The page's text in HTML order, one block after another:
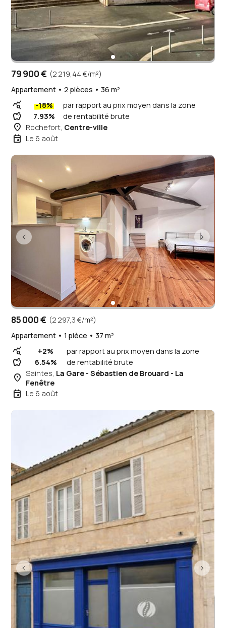
79 900 € (2 219,44 €/m²)
Appartement • 2 pièces • 36 m²
query_stats -18% par rapport au prix moyen dans la zone
savings 7.93% de rentabilité brute
place Rochefort, Centre-ville
event Le 6 août
85 000 € (2 297,3 €/m²)
Appartement • 1 pièce • 37 m²
query_stats +2% par rapport au prix moyen dans la zone
savings 6.54% de rentabilité brute
place Saintes, La Gare - Sébastien de Brouard - La
Fenêtre
event Le 6 août